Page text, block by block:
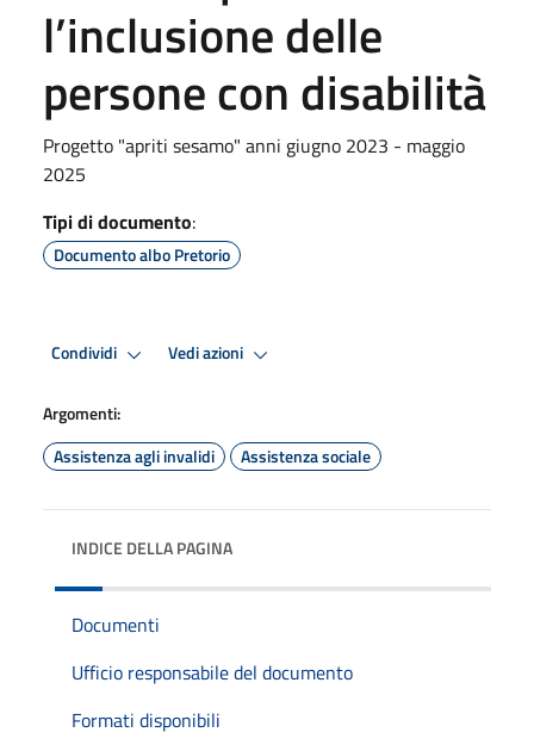
l’inclusione delle
persone con disabilità
Progetto "apriti sesamo" anni giugno 2023 - maggio
2025
Tipi di documento:
Documento albo Pretorio
Condividi Vedi azioni
Argomenti:
Assistenza agli invalidi
Assistenza sociale
INDICE DELLA PAGINA
Documenti
Ufficio responsabile del documento
Formati disponibili